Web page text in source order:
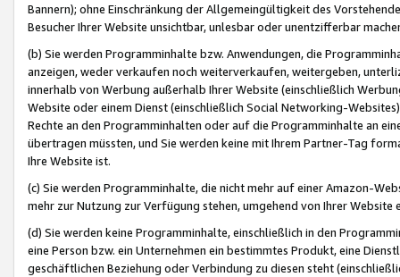
Bannern); ohne Einschränkung der Allgemeingültigkeit des
Besucher Ihrer Website unsichtbar, unlesbar oder unentzifferbar
(b) Sie werden Programminhalte bzw. Anwendungen, die
anzeigen, weder verkaufen noch weiterverkaufen, weitergeben,
innerhalb von Werbung außerhalb Ihrer Website (einschließlich
Website oder einem Dienst (einschließlich Social Networking-
Rechte an den Programminhalten oder auf die Programminhalte an
übertragen müssten, und Sie werden keine mit Ihrem Partner-Tag
Ihre Website ist.
(c) Sie werden Programminhalte, die nicht mehr auf einer Amazon-
mehr zur Nutzung zur Verfügung stehen, umgehend von Ihrer
(d) Sie werden keine Programminhalte, einschließlich in den
eine Person bzw. ein Unternehmen ein bestimmtes Produkt, eine
geschäftlichen Beziehung oder Verbindung zu diesen steht